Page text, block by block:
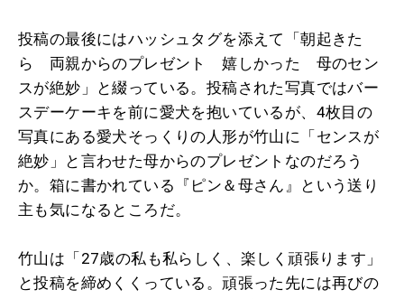
投稿の最後にはハッシュタグを添えて「朝起きた
ら 両親からのプレゼント 嬉しかった 母のセン
スが絶妙」と綴っている。投稿された写真ではバー
スデーケーキを前に愛犬を抱いているが、4枚目の
写真にある愛犬そっくりの人形が竹山に「センスが
絶妙」と言わせた母からのプレゼントなのだろう
か。箱に書かれている『ピン＆母さん』という送り
主も気になるところだ。
竹山は「27歳の私も私らしく、楽しく頑張ります」
と投稿を締めくくっている。頑張った先には再びの